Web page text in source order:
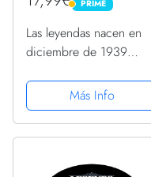
PRIME
PRIME
Las leyendas nacen en
diciembre de 1939
mujeres PopSockets
PopGrip Intercambiable
Más Info